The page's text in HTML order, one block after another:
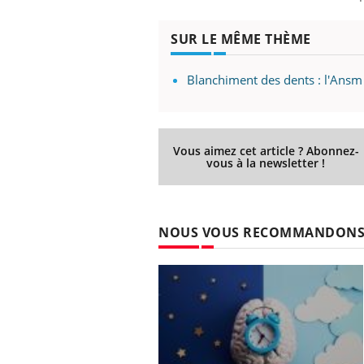
SUR LE MÊME THÈME
Blanchiment des dents :
Vous aimez cet article ? Abonnez-
vous à la newsletter !
NOUS VOUS RECOMMANDONS